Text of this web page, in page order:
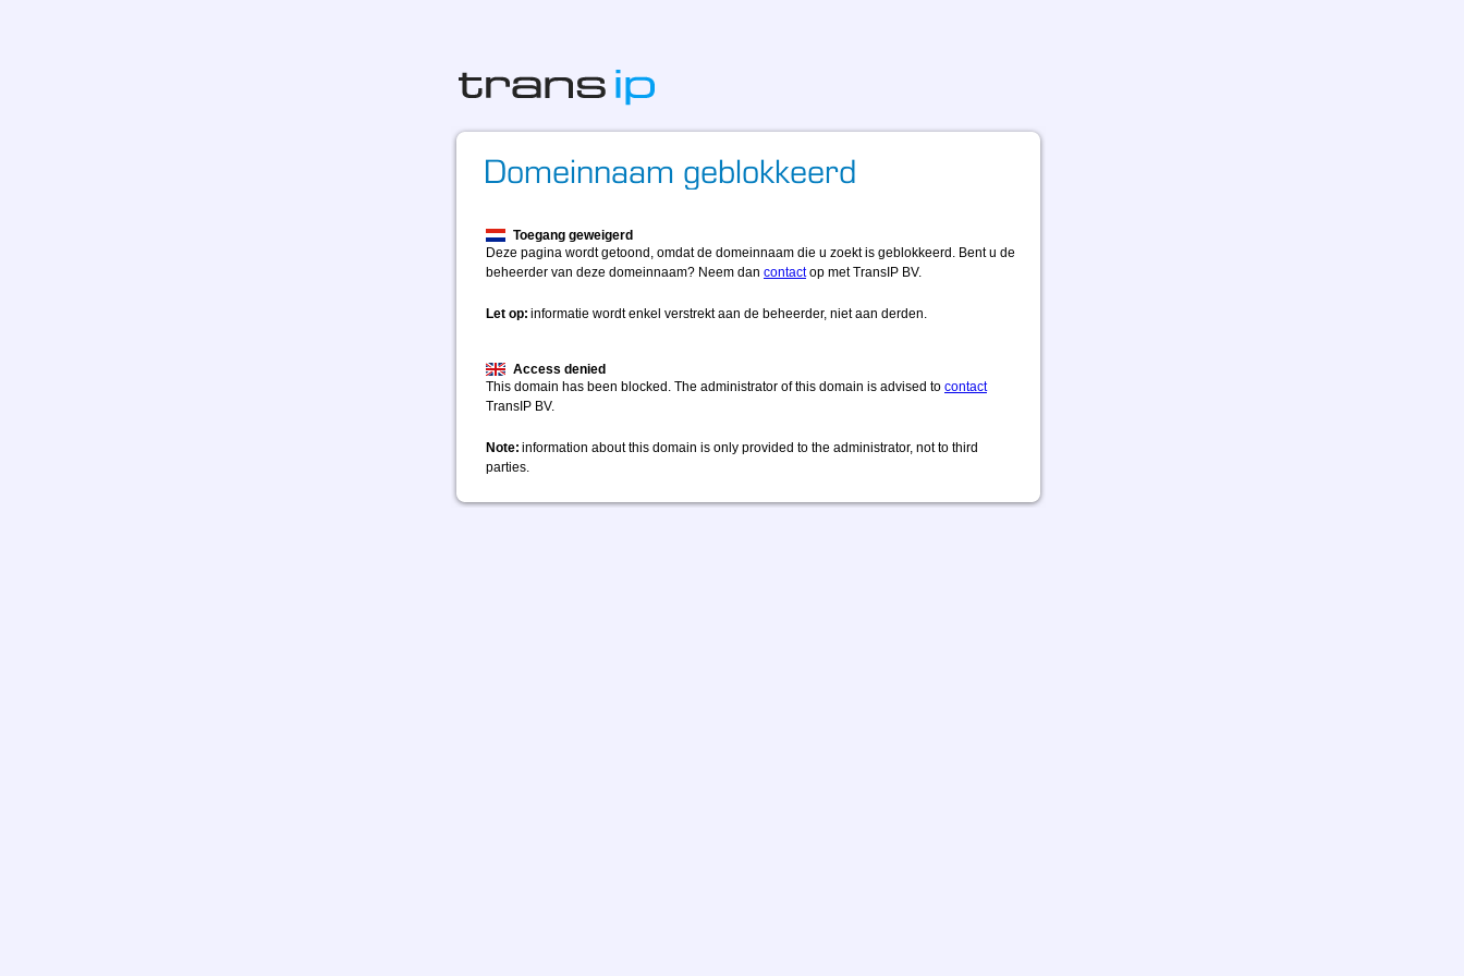
Toegang geweigerd
Deze pagina wordt getoond, omdat de domeinnaam die u zoekt is geblokkeerd. Bent u de
beheerder van deze domeinnaam? Neem dan contactop met TransIP BV.
Let op: informatie wordt enkel verstrekt aan de beheerder, niet aan derden.
Access denied
This domain has been blocked. The administrator of this domain is advised to contact
TransIP BV.
Note: information about this domain is only provided to the administrator, not to third
parties.